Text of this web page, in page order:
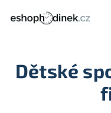
Dětské